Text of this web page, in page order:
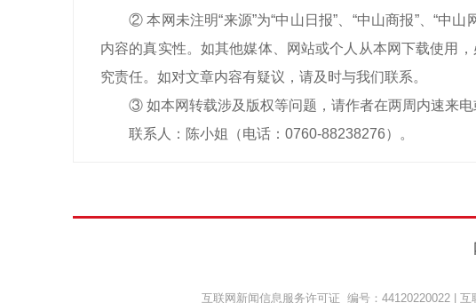
② 本网未注明“来源”为“中山日报”、“中山商报”、“中
内容的真实性。如其他媒体、网站或个人从本网下载使用
究责任。如对文章内容有疑议，请及时与我们联系。
③ 如本网转载涉及版权等问题，请作者在两周内速来电
联系人：陈小姐（电话：0760-88238276）。
互联网新闻信息服务许可证 编号：44120220022 互